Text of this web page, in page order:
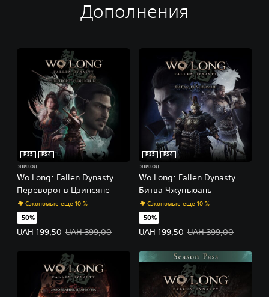
Дополнения
Wo Long: Fallen Dynasty
Переворот в Цзинсяне
PS5
PS4
ЭПИЗОД
Сэкономьте еще 10 %
-50%
UAH 199,50
Цена предложения: UAH 199,50. Исходная цена: UAH 399,00.
UAH 399,00
Wo Long: Fallen Dynasty
Битва Чжунъюань
PS5
PS4
ЭПИЗОД
Сэкономьте еще 10 %
-50%
UAH 199,50
Цена предложения: UAH
UAH 399,00